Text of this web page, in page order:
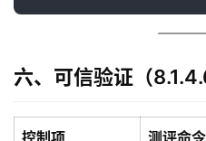
六、可信验证（
控制项 测评命令